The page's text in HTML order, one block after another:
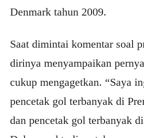
Denmark tahun 2009.
Saat dimintai komentar soal
dirinya menyampaikan
cukup mengagetkan. “Saya
pencetak gol terbanyak di
dan pencetak gol terbanyak